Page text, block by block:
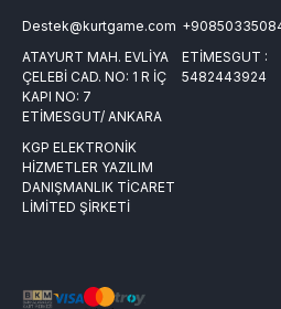
Destek@kurtgame.com
ATAYURT MAH. EVLİYA
ÇELEBİ CAD. NO: 1 R İÇ
KAPI NO: 7
ETİMESGUT/ ANKARA
ETİMESGUT :
5482443924
KGP ELEKTRONİK
HİZMETLER YAZILIM
DANIŞMANLIK TİCARET
LİMİTED ŞİRKETİ